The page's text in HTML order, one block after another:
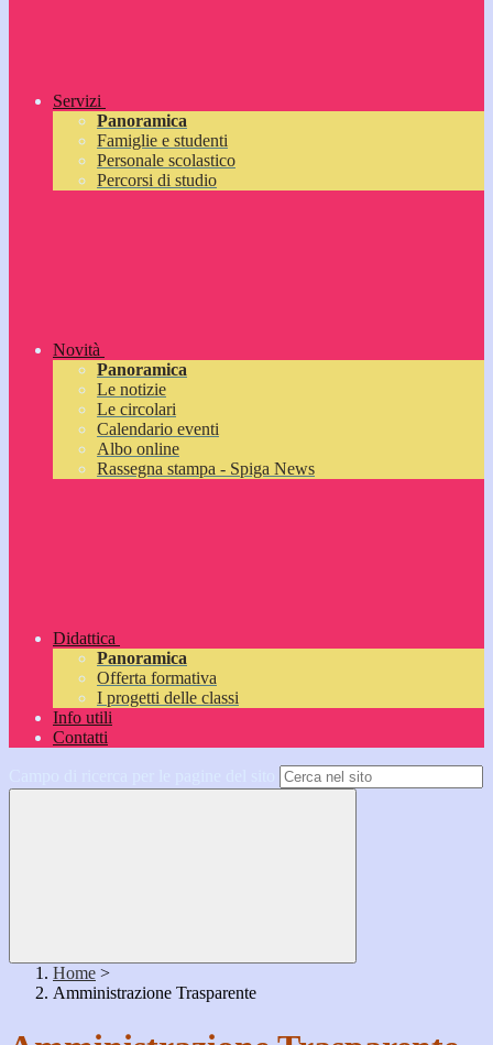
Servizi
Panoramica
Famiglie e studenti
Personale scolastico
Percorsi di studio
Novità
Panoramica
Le notizie
Le circolari
Calendario eventi
Albo online
Rassegna stampa - Spiga News
Didattica
Panoramica
Offerta formativa
I progetti delle classi
Info utili
Contatti
Home >
Amministrazione Trasparente